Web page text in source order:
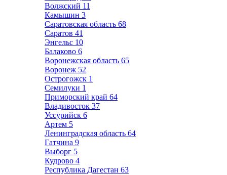
Волжский 11
Камышин 3
Саратовская область 68
Саратов 41
Энгельс 10
Балаково 6
Воронежская область 65
Воронеж 52
Острогожск 1
Семилуки 1
Приморский край 64
Владивосток 37
Уссурийск 6
Артем 5
Ленинградская область 64
Гатчина 9
Выборг 5
Кудрово 4
Республика Дагестан 63